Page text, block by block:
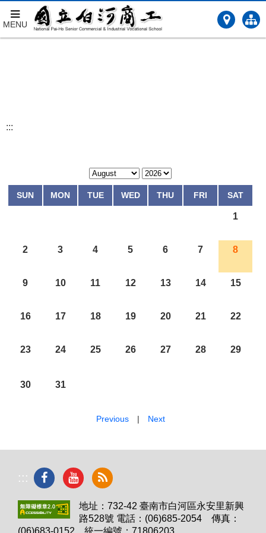
跳
MENU
:::
SUN MON TUE WED THU FRI SAT
1
2 3 4 5 6 7 8
9 10 11 12 13 14 15
16 17 18 19 20 21 22
23 24 25 26 27 28 29
30 31
Previous| Next
:::
地址：732-42 臺南市白河區永安里新興
路528號 電話：(06)685-2054 傳真：
(06)683-0152 統一編號：71806203